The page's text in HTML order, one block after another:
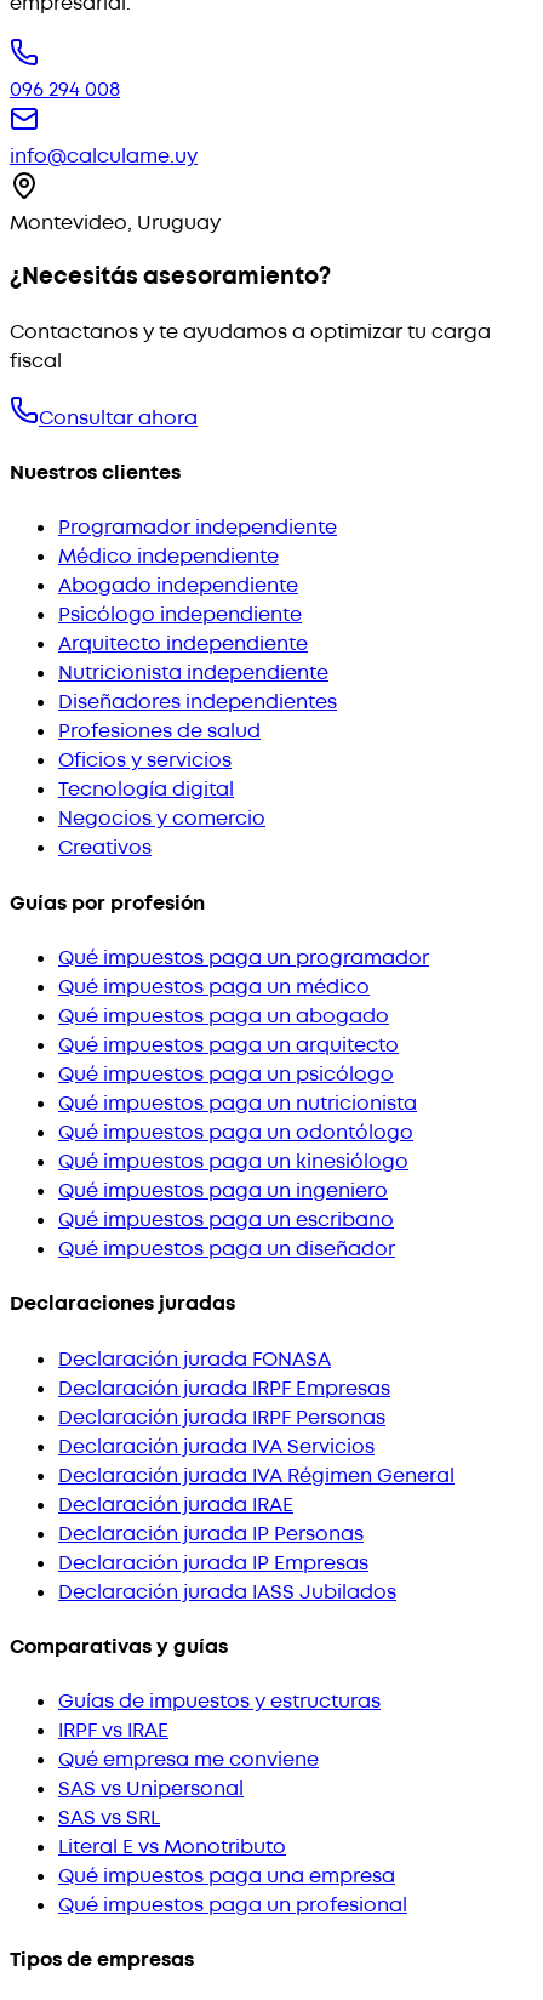
096 294 008
info@calculame.uy
Montevideo, Uruguay
¿Necesitás asesoramiento?
Contactanos y te ayudamos a optimizar tu carga
fiscal
Consultar ahora
Nuestros clientes
Programador independiente
Médico independiente
Abogado independiente
Psicólogo independiente
Arquitecto independiente
Nutricionista independiente
Diseñadores independientes
Profesiones de salud
Oficios y servicios
Tecnología digital
Negocios y comercio
Creativos
Guías por profesión
Qué impuestos paga un programador
Qué impuestos paga un médico
Qué impuestos paga un abogado
Qué impuestos paga un arquitecto
Qué impuestos paga un psicólogo
Qué impuestos paga un nutricionista
Qué impuestos paga un odontólogo
Qué impuestos paga un kinesiólogo
Qué impuestos paga un ingeniero
Qué impuestos paga un escribano
Qué impuestos paga un diseñador
Declaraciones juradas
Declaración jurada FONASA
Declaración jurada IRPF Empresas
Declaración jurada IRPF Personas
Declaración jurada IVA Servicios
Declaración jurada IVA Régimen General
Declaración jurada IRAE
Declaración jurada IP Personas
Declaración jurada IP Empresas
Declaración jurada IASS Jubilados
Comparativas y guías
Guías de impuestos y estructuras
IRPF vs IRAE
Qué empresa me conviene
SAS vs Unipersonal
SAS vs SRL
Literal E vs Monotributo
Qué impuestos paga una empresa
Qué impuestos paga un profesional
Tipos de empresas